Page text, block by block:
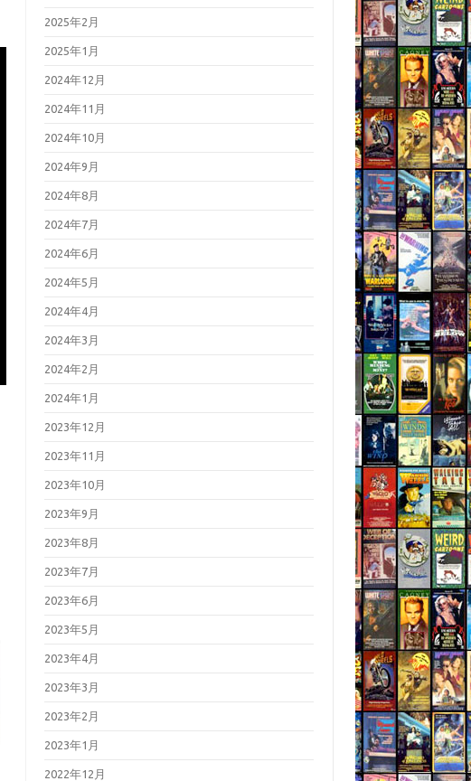
2025年2月
2025年1月
2024年12月
2024年11月
2024年10月
2024年9月
2024年8月
2024年7月
2024年6月
2024年5月
2024年4月
2024年3月
2024年2月
2024年1月
2023年12月
2023年11月
2023年10月
2023年9月
2023年8月
2023年7月
2023年6月
2023年5月
2023年4月
2023年3月
2023年2月
2023年1月
2022年12月